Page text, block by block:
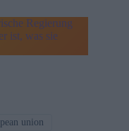
Regierung
ist, was sie
union